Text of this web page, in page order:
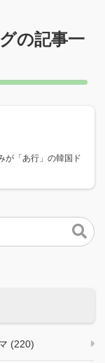
の記事一
が「あ行」の韓国ド
(220)